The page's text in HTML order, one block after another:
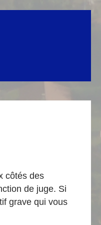
côtés des
de juge. Si
grave qui vous